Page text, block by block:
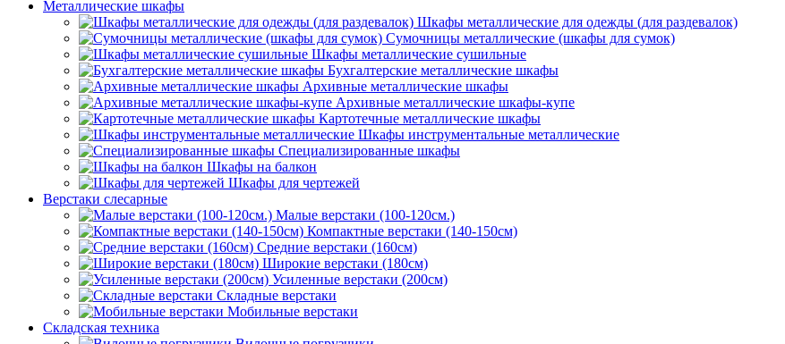
Металлические шкафы
Шкафы металлические для одежды (для раздевалок)
Сумочницы металлические (шкафы для сумок)
Шкафы металлические сушильные
Бухгалтерские металлические шкафы
Архивные металлические шкафы
Архивные металлические шкафы-купе
Картотечные металлические шкафы
Шкафы инструментальные металлические
Специализированные шкафы
Шкафы на балкон
Шкафы для чертежей
Верстаки слесарные
Малые верстаки (100-120см.)
Компактные верстаки (140-150см)
Средние верстаки (160см)
Широкие верстаки (180см)
Усиленные верстаки (200см)
Складные верстаки
Мобильные верстаки
Складская техника